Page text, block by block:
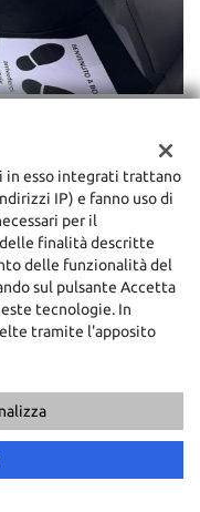
in esso integrati trattano
IP) e fanno uso di
per il
finalità descritte
delle funzionalità del
sul pulsante Accetta
tecnologie. In
tramite l'apposito